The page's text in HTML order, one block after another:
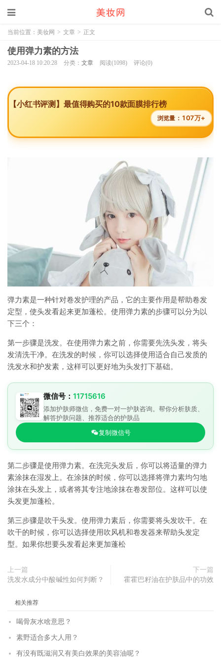
当前位置： 美妆网 > 文章 > 正文
使用弹力素的方法
2023-04-18 10:20:28 分类： 文章 阅读(1098) 评论(0)
【小红书评测】最值得购买的10款面膜排行榜
浏览量： 107万+
弹力素是一种针对卷发护理的产品，它的主要作用是帮助卷发
定型，使头发看起来更加蓬松。使用弹力素的步骤可以分为以
下三个：
第一步骤是洗发。在使用弹力素之前，你需要先洗头发，将头
发清洗干净。在洗发的时候，你可以选择使用适合自己发质的
洗发水和护发素，这样可以更好地为头发打下基础。
微信号： 11715616
添加护肤师微信，免费一对一护肤咨询。帮你分析肤质、
解答护肤问题、推荐适合的护肤品
复制微信号
第二步骤是使用弹力素。在洗完头发后，你可以将适量的弹力
素涂抹在湿发上。在涂抹的时候，你可以选择将弹力素均匀地
涂抹在头发上，或者将其专注地涂抹在卷发部位。这样可以使
头发更加蓬松。
第三步骤是吹干头发。使用弹力素后，你需要将头发吹干。在
吹干的时候，你可以选择使用吹风机和卷发器来帮助头发定
型。如果你想要头发看起来更加蓬松
上一篇
洗发水成分中酸碱性如何判断？
下一篇
霍霍巴籽油在护肤品中的功效
相关推荐
喝骨灰水啥意思？
素野适合多大人用？
有没有既滋润又有美白效果的美容油呢？